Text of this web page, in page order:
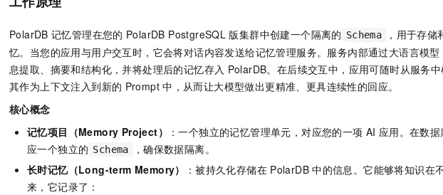
PolarDB 记忆管理在您的 PolarDB PostgreSQL 版集群中创建一个隔离的 Schema ，用于存储
忆。当您的应用与用户交互时，它会将对话内容发送给记忆管理服务。服务内部通过大语言模
息提取、摘要和结构化，并将处理后的记忆存入 PolarDB。在后续交互中，应用可随时从服务
其作为上下文注入到新的 Prompt 中，从而让大模型做出更精准、更具连续性的回应。
核心概念
记忆项目（Memory Project）
：一个独立的记忆管理单元，对应您的一项 AI 应用。在数
应一个独立的 Schema
，确保数据隔离。
长时记忆（Long-term Memory）
：被持久化存储在 PolarDB 中的信息。它能够将知识在
来，它记录了：
千问AI平台-Token Plan NEW
个人版上线、团队版降价；千问3.8-Max首发发尝鲜
千问AI平台-模型体验
在线体验全尺寸、多种模态的模型效果
Happy 系列大模型
新一代 AI 视频生成模型，深度适配广告营销等场景
大模型服务平台百炼-应用模版
丰富多元化的应用模版和解决方案
大模型服务平台百炼-智能体
人工智能平台 PAI
Qoder HOT
面向真实软件的智能
万有无界
秒悟
产品新客免费试用，最长12个月
大模型ACA认证体验
助力企业全员 AI 认知与能力提升
自动承接线索、识别
AI空中课堂在线直播课堂（旗舰版）
生态解决方案
行业生态解决方案
开发者生态解决方案
AI 开发和 AI 应用解决方案
OA 办公系统
财税管理
广告营销
建站小程序
模板建站
模板小程序
APP 开发